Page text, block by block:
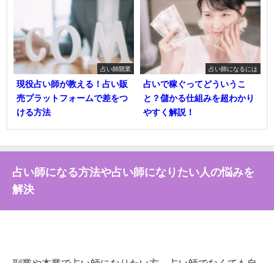
占い師開業
現役占い師が教える！占い販
売プラットフォームで差をつ
ける方法
占い師になるには
占いで稼ぐってどういうこ
と？儲かる仕組みを超わかり
やすく解説！
占い師になる方法や占い師になりたい人の悩みを
解決